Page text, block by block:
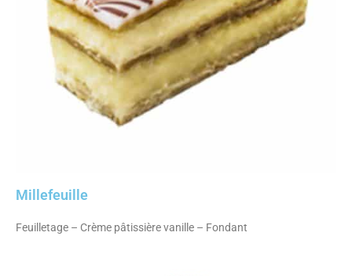
Millefeuille
Feuilletage – Crème pâtissière vanille – Fondant